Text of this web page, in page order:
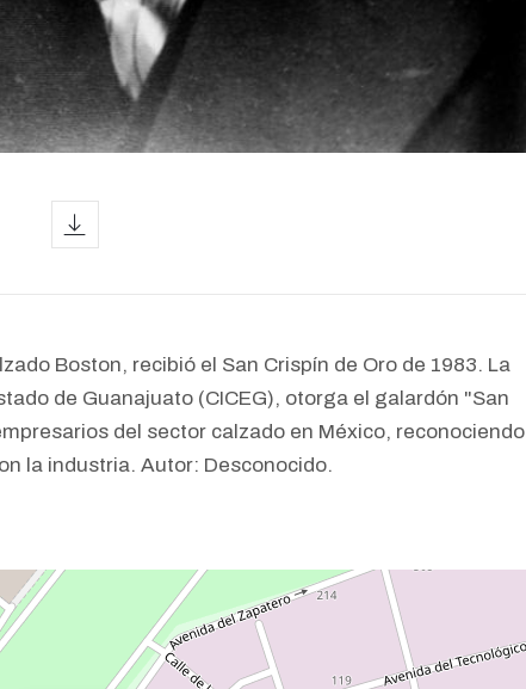
Boston, recibió el San Crispín de Oro de 1983. La
de Guanajuato (CICEG), otorga el galardón "San
del sector calzado en México, reconociendo
la industria. Autor: Desconocido.